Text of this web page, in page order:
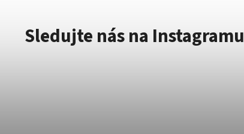
Sledujte nás na Instagramu